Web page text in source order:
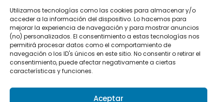
Utilizamos tecnologías como las cookies para almacenar y/o
acceder a la información del dispositivo. Lo hacemos para
mejorar la experiencia de navegación y para mostrar anuncios
(no) personalizados. El consentimiento a estas tecnologías nos
permitirá procesar datos como el comportamiento de
navegación o los ID's únicos en este sitio. No consentir o retirar el
consentimiento, puede afectar negativamente a ciertas
características y funciones.
Aceptar
+34 662 342 177
info@vkssport.com
SÍGUENOS
Política de privacidad